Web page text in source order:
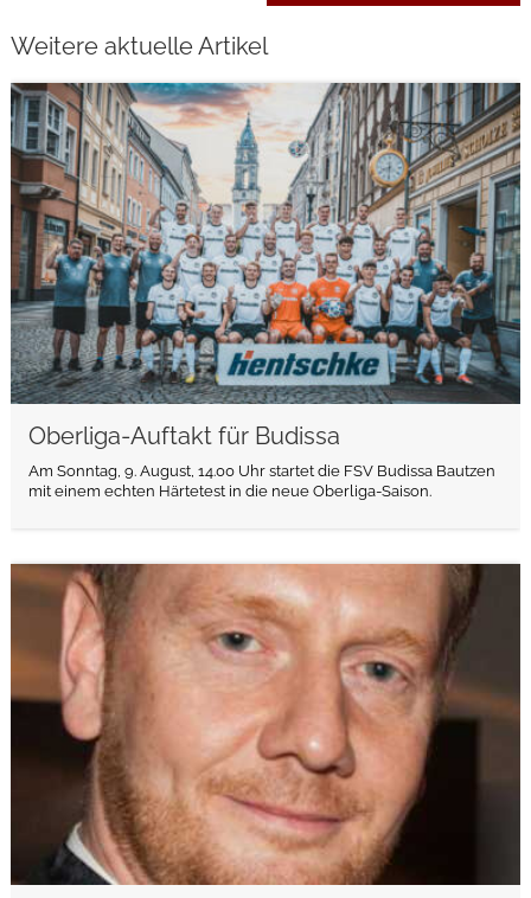
Weitere aktuelle Artikel
Oberliga-Auftakt für Budissa
Am Sonntag, 9. August, 14.00 Uhr startet die FSV Budissa Bautzen
mit einem echten Härtetest in die neue Oberliga-Saison.
weiterlesen
weiterlesen